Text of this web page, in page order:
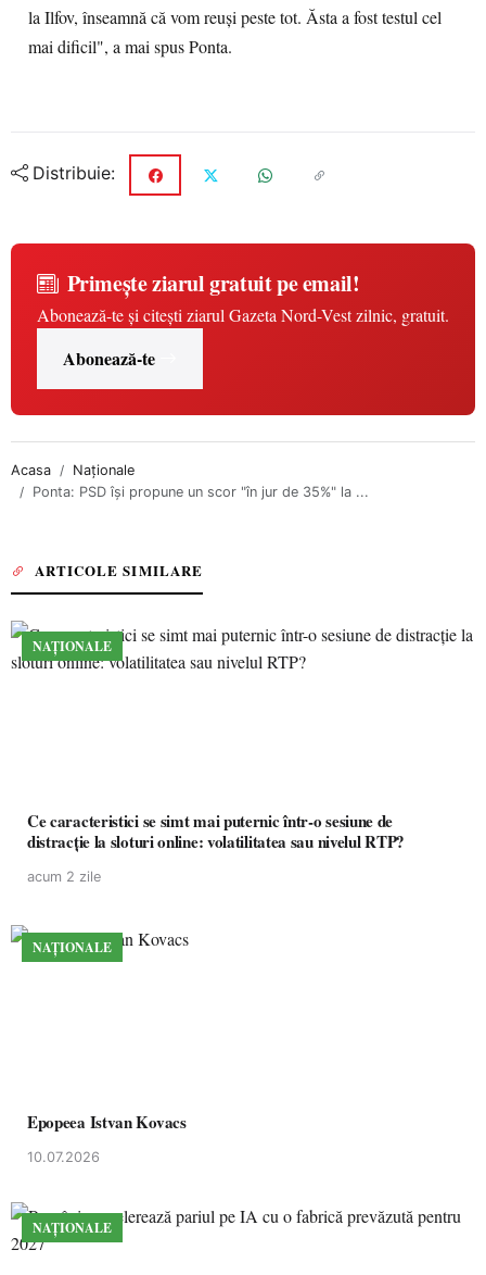
la Ilfov, înseamnă că vom reuşi peste tot. Ăsta a fost testul cel
mai dificil", a mai spus Ponta.
Distribuie:
Primește ziarul gratuit pe email!
Abonează-te și citești ziarul Gazeta Nord-Vest zilnic, gratuit.
Abonează-te
Acasa
Naționale
Ponta: PSD îşi propune un scor "în jur de 35%" la ...
ARTICOLE SIMILARE
NAȚIONALE
Ce caracteristici se simt mai puternic într-o sesiune de
distracție la sloturi online: volatilitatea sau nivelul RTP?
acum 2 zile
NAȚIONALE
Epopeea Istvan Kovacs
10.07.2026
NAȚIONALE